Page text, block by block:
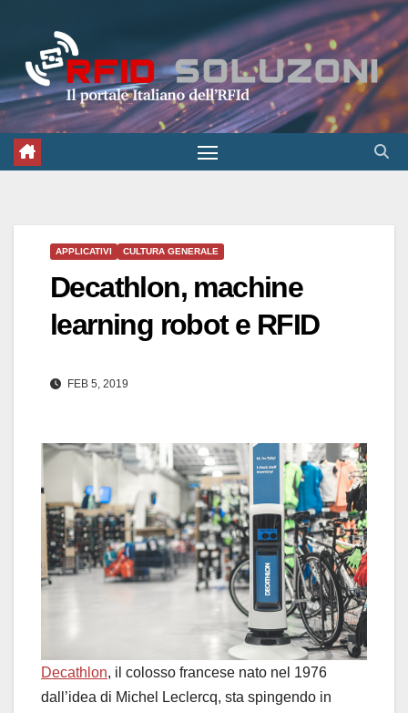
contenuto
APPLICATIVI CULTURA GENERALE
Decathlon, machine
learning robot e RFID
FEB 5, 2019
Decathlon, il colosso francese nato nel 1976
dall’idea di Michel Leclercq, sta spingendo in